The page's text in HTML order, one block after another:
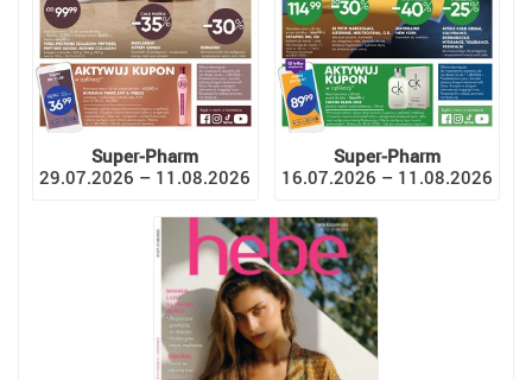
Super-Pharm
29.07.2026 – 11.08.2026
Super-Pharm
16.07.2026 – 11.08.2026